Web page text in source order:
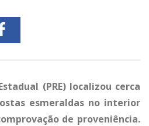
(PRE) localizou cerca
esmeraldas no interior
de proveniência.